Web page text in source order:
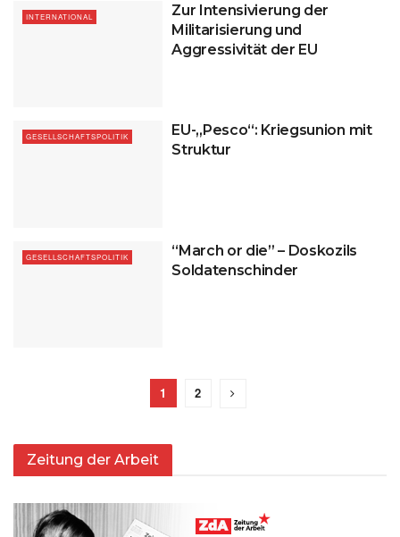
INTERNATIONAL
Zur Intensivierung der
Militarisierung und
Aggressivität der EU
GESELLSCHAFTSPOLITIK
EU-„Pesco“: Kriegsunion mit
Struktur
GESELLSCHAFTSPOLITIK
“March or die” – Doskozils
Soldatenschinder
1 2
Zeitung der Arbeit